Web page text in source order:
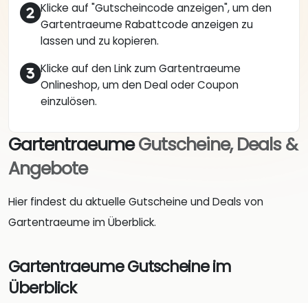
Klicke auf "Gutscheincode anzeigen", um den
Gartentraeume Rabattcode anzeigen zu
lassen und zu kopieren.
Klicke auf den Link zum Gartentraeume
Onlineshop, um den Deal oder Coupon
einzulösen.
GartentraeumeGutscheine, Deals &
Angebote
Hier findest du aktuelle Gutscheine und Deals von
Gartentraeume im Überblick.
Gartentraeume Gutscheine im
Überblick